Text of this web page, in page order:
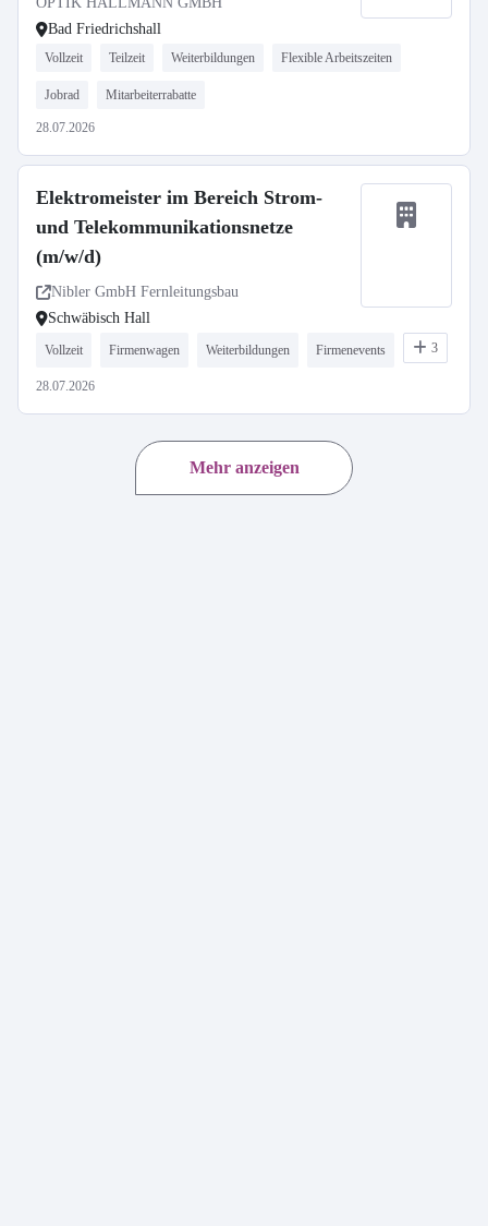
Bad Friedrichshall
Vollzeit Teilzeit Weiterbildungen Flexible Arbeitszeiten
Jobrad Mitarbeiterrabatte
28.07.2026
Elektromeister im Bereich Strom-
und Telekommunikationsnetze
(m/w/d)
Nibler GmbH Fernleitungsbau
Schwäbisch Hall
Vollzeit Firmenwagen Weiterbildungen Firmenevents 3
28.07.2026
Mehr anzeigen